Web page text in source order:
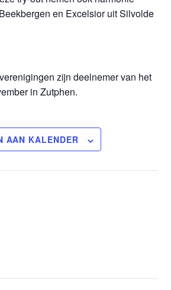
en Excelsior uit Silvolde
zijn deelnemer van het
in Zutphen.
AAN KALENDER